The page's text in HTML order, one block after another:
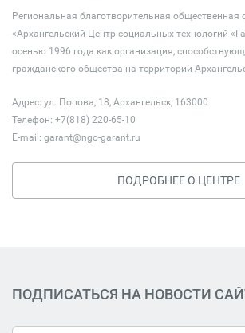
Региональная благотворительная общественная
«Архангельский Центр социальных технологий
осенью 1996 года как организация,
гражданского общества на территории
Адрес: ул. Попова, 18, Архангельск, 163000
Телефон: +7(818) 220-65-10
E-mail: garant@ngo-garant.ru
ПОДРОБНЕЕ О ЦЕНТРЕ
ПОДПИСАТЬСЯ НА НОВОСТИ